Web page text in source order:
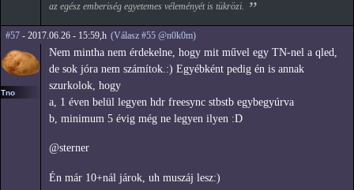
az egész emberiség egyetemes véleményét is tükrözi.
#57 - 2017.06.26 - 15:59,h (Válasz #55 @n0k0m)
Tno
Nem mintha nem érdekelne, hogy mit művel egy TN-nel a qled,
de sok jóra nem számítok.:) Egyébként pedig én is annak
szurkolok, hogy
a, 1 éven belül legyen hdr freesync stbstb egybegyúrva
b, minimum 5 évig még ne legyen ilyen :D
@sterner
Én már 10+nál járok, uh muszáj lesz:)